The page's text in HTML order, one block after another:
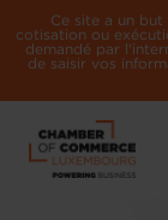
Ce site a un but
cotisation ou
demandé par
de saisir vos